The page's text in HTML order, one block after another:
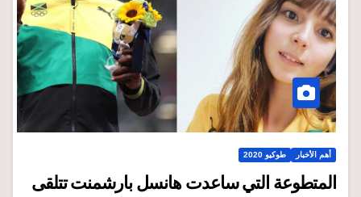
أهم الأخبار طوكيو 2020
المتطوعة التي ساعدت هانسل بارشمنت تتلقى